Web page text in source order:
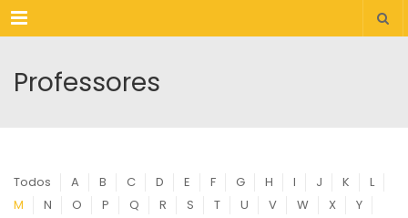
Menu
Professores
Todos A B C D E F G H I J K
L
M
N O P Q R S T U V W X
Y